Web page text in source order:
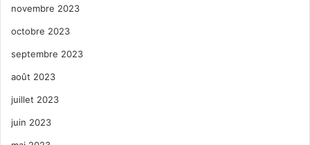
novembre 2023
octobre 2023
septembre 2023
août 2023
juillet 2023
juin 2023